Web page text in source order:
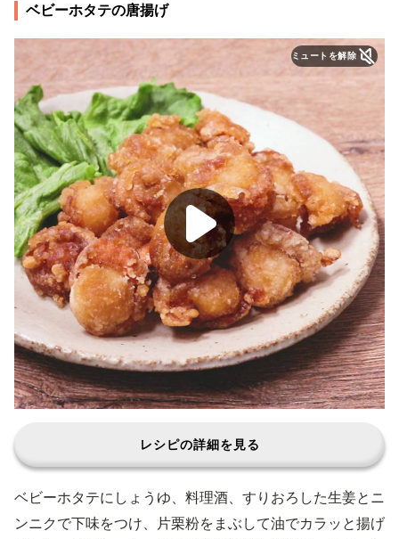
ベビーホタテの唐揚げ
ミュートを解除
レシピの詳細を見る
ベビーホタテにしょうゆ、料理酒、すりおろした生姜とニ
ンニクで下味をつけ、片栗粉をまぶして油でカラッと揚げ